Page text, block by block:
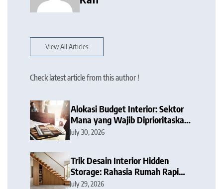
View All Articles
Check latest article from this author !
Alokasi Budget Interior: Sektor
Mana yang Wajib Diprioritaskan
dan Mana yang Bisa Dipangkas?
July 30, 2026
Trik Desain Interior Hidden
Storage: Rahasia Rumah Rapi
Tanpa Barang Berantakan
July 29, 2026